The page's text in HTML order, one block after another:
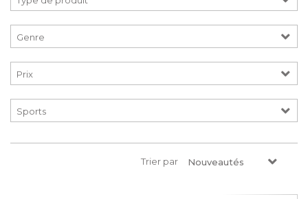
Prix
Trier par Nouveautés